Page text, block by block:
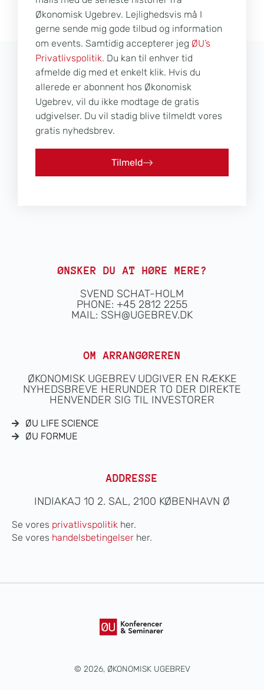
Økonomisk Ugebrev. Lejlighedsvis må I
gerne sende mig gode tilbud og information
om events. Samtidig accepterer jeg ØU’s
Privatlivspolitik. Du kan til enhver tid
afmelde dig med et enkelt klik. Hvis du
allerede er abonnent hos Økonomisk
Ugebrev, vil du ikke modtage de gratis
udgivelser. Du vil stadig blive tilmeldt vores
gratis nyhedsbrev.
Tilmeld
ØNSKER DU AT HØRE MERE?
SVEND SCHAT-HOLM
PHONE: +45 2812 2255
MAIL: SSH@UGEBREV.DK
OM ARRANGØREREN
ØKONOMISK UGEBREV UDGIVER EN RÆKKE
NYHEDSBREVE HERUNDER TO DER DIREKTE
HENVENDER SIG TIL INVESTORER
ØU LIFE SCIENCE
ØU FORMUE
ADDRESSE
INDIAKAJ 10 2. SAL, 2100 KØBENHAVN Ø
Se vores privatlivspolitik her.
Se vores handelsbetingelser her.
© 2026, ØKONOMISK UGEBREV